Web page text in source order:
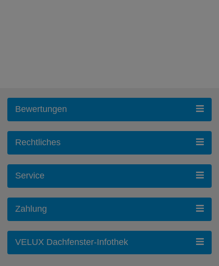
Bewertungen
Rechtliches
Service
Zahlung
VELUX Dachfenster-Infothek